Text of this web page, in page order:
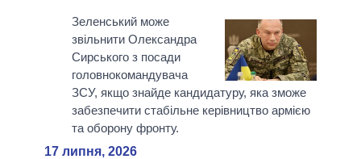
Зеленський може
звільнити Олександра
Сирського з посади
головнокомандувача
ЗСУ, якщо знайде кандидатуру, яка зможе
забезпечити стабільне керівництво армією
та оборону фронту.
17 липня, 2026